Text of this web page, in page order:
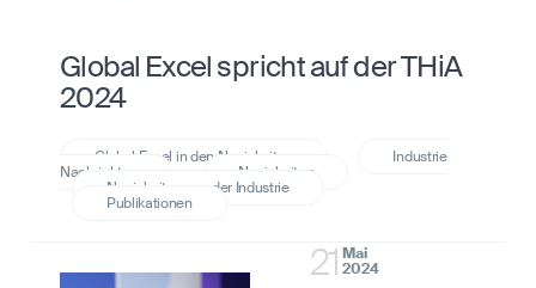
Global Excel spricht auf der THiA
2024
21 Mai
2024